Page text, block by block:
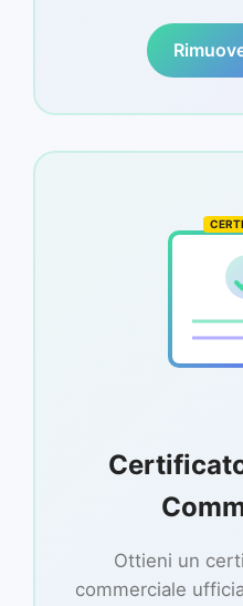
Ottieni un
commerciale